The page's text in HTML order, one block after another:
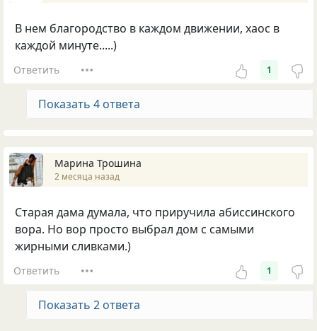
В нем благородство в каждом движении, хаос в
каждой минуте.....)
Ответить 1
Показать 4 ответа
Марина Трошина
2 месяца назад
Старая дама думала, что приручила абиссинского
вора. Но вор просто выбрал дом с самыми
жирными сливками.)
Ответить 1
Показать 2 ответа